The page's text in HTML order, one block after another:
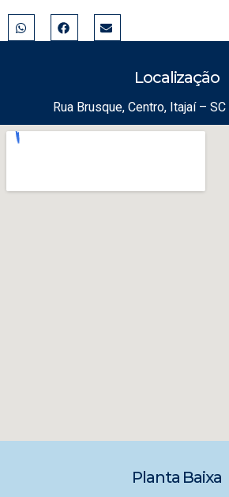
Localização
Rua Brusque, Centro, Itajaí –
Planta Baixa